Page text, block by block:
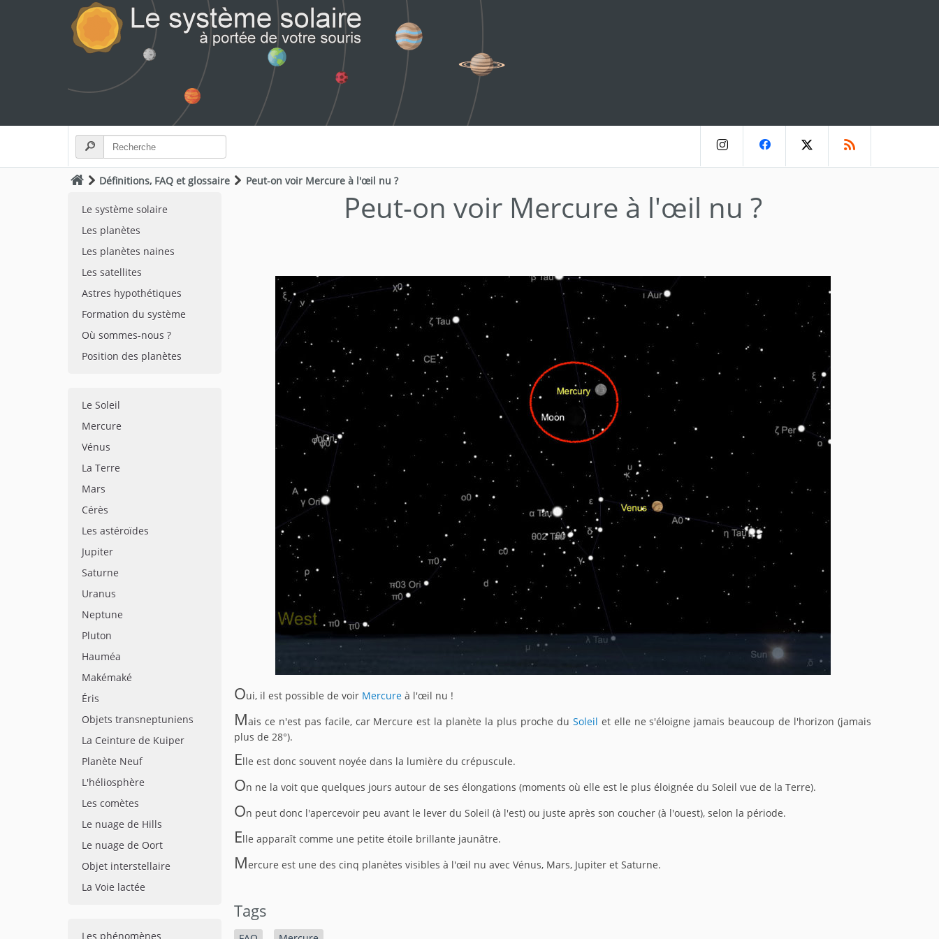
Définitions, FAQ et glossaire Peut-on voir Mercure à l'œil nu ?
Le système solaire
Les planètes
Les planètes naines
Les satellites
Astres hypothétiques
Formation du système
Où sommes-nous ?
Position des planètes
Le Soleil
Mercure
Vénus
La Terre
Mars
Cérès
Les astéroïdes
Jupiter
Saturne
Uranus
Neptune
Pluton
Hauméa
Makémaké
Éris
Objets transneptuniens
La Ceinture de Kuiper
Planète Neuf
L'héliosphère
Les comètes
Le nuage de Hills
Le nuage de Oort
Objet interstellaire
La Voie lactée
Les phénomènes
Peut-on voir Mercure à l'œil nu ?
Oui, il est possible de voir Mercure à l'œil nu !
Mais ce n'est pas facile, car Mercure est la planète la plus proche du Soleil et elle ne s'éloigne jamais beaucoup de l'horizon (jamais
plus de 28°).
Elle est donc souvent noyée dans la lumière du crépuscule.
On ne la voit que quelques jours autour de ses élongations (moments où elle est le plus éloignée du Soleil vue de la Terre).
On peut donc l'apercevoir peu avant le lever du Soleil (à l'est) ou juste après son coucher (à l'ouest), selon la période.
Elle apparaît comme une petite étoile brillante jaunâtre.
Mercure est une des cinq planètes visibles à l'œil nu avec Vénus, Mars, Jupiter et Saturne.
Tags